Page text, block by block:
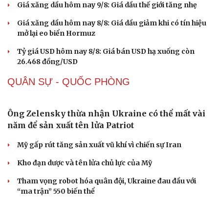
Văn hóa
Giá xăng dầu hôm nay 9/8: Giá dầu thế giới tăng nhẹ
Giá xăng dầu hôm nay 8/8: Giá dầu giảm khi có tín hiệu
mở lại eo biển Hormuz
Tỷ giá USD hôm nay 8/8: Giá bán USD hạ xuống còn
26.468 đồng/USD
QUÂN SỰ - QUỐC PHÒNG
Ông Zelensky thừa nhận Ukraine có thể mất vài
năm để sản xuất tên lửa Patriot
Mỹ gấp rút tăng sản xuất vũ khí vì chiến sự Iran
Kho đạn dược và tên lửa chủ lực của Mỹ
Tham vọng robot hóa quân đội, Ukraine đau đầu với
“ma trận” 550 biến thể